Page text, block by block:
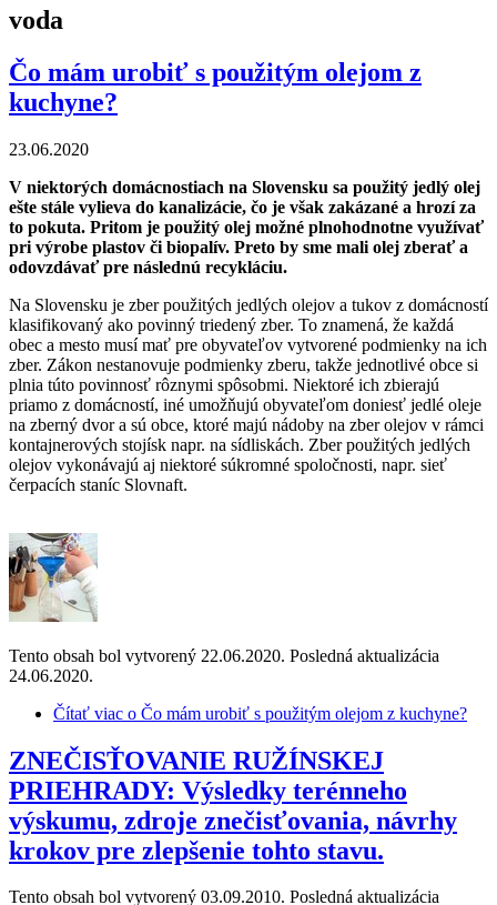
voda
Čo mám urobiť s použitým olejom z
kuchyne?
23.06.2020
V niektorých domácnostiach na Slovensku sa použitý jedlý olej
ešte stále vylieva do kanalizácie, čo je však zakázané a hrozí za
to pokuta. Pritom je použitý olej možné plnohodnotne využívať
pri výrobe plastov či biopalív. Preto by sme mali olej zberať a
odovzdávať pre následnú recykláciu.
Na Slovensku je zber použitých jedlých olejov a tukov z domácností
klasifikovaný ako povinný triedený zber. To znamená, že každá
obec a mesto musí mať pre obyvateľov vytvorené podmienky na ich
zber. Zákon nestanovuje podmienky zberu, takže jednotlivé obce si
plnia túto povinnosť rôznymi spôsobmi. Niektoré ich zbierajú
priamo z domácností, iné umožňujú obyvateľom doniesť jedlé oleje
na zberný dvor a sú obce, ktoré majú nádoby na zber olejov v rámci
kontajnerových stojísk napr. na sídliskách. Zber použitých jedlých
olejov vykonávajú aj niektoré súkromné spoločnosti, napr. sieť
čerpacích staníc Slovnaft.
Tento obsah bol vytvorený 22.06.2020. Posledná aktualizácia
24.06.2020.
Čítať viac o Čo mám urobiť s použitým olejom z kuchyne?
ZNEČISŤOVANIE RUŽÍNSKEJ
PRIEHRADY: Výsledky terénneho
výskumu, zdroje znečisťovania, návrhy
krokov pre zlepšenie tohto stavu.
Tento obsah bol vytvorený 03.09.2010. Posledná aktualizácia